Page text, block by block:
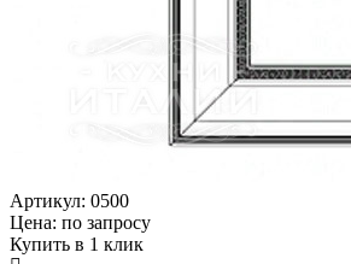
Артикул: 0500
Цена: по запросу
Купить в 1 клик